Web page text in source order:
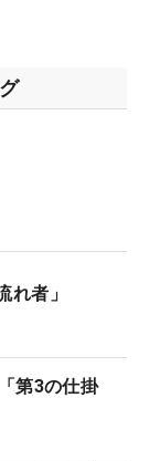
れ者」
第3の仕掛